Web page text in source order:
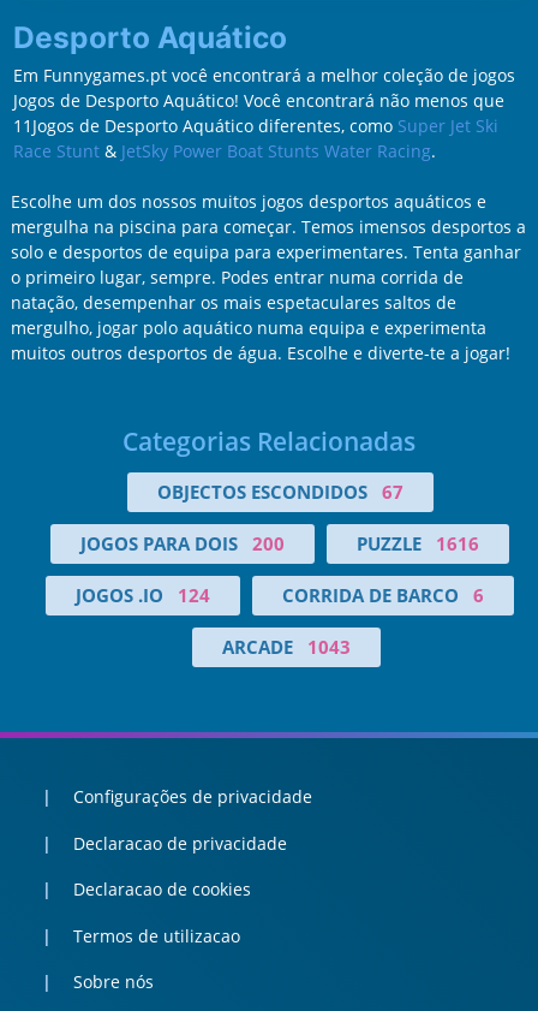
Desporto Aquático
Em Funnygames.pt você encontrará a melhor coleção de jogos
Jogos de Desporto Aquático! Você encontrará não menos que
11Jogos de Desporto Aquático diferentes, como Super Jet Ski
Race Stunt& JetSky Power Boat Stunts Water Racing.
Escolhe um dos nossos muitos jogos desportos aquáticos e
mergulha na piscina para começar. Temos imensos desportos a
solo e desportos de equipa para experimentares. Tenta ganhar
o primeiro lugar, sempre. Podes entrar numa corrida de
natação, desempenhar os mais espetaculares saltos de
mergulho, jogar polo aquático numa equipa e experimenta
muitos outros desportos de água. Escolhe e diverte-te a jogar!
Categorias Relacionadas
OBJECTOS ESCONDIDOS 67
JOGOS PARA DOIS 200 PUZZLE 1616
JOGOS .IO 124 CORRIDA DE BARCO 6
ARCADE 1043
Configurações de privacidade
Declaracao de privacidade
Declaracao de cookies
Termos de utilizacao
Sobre nós